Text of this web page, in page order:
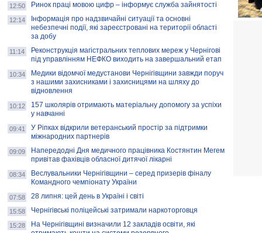
12:50 Ринок праці мовою цифр – інформує служба зайнятості
12:14
Інформація про надзвичайні ситуації та основні
небезпечні події, які зареєстровані на території області
за добу
11:14
Реконструкція магістральних теплових мереж у Чернігові
під управлінням НЕФКО виходить на завершальний етап
10:34
Медики відомчої медустанови Чернігівщини завжди поруч
з нашими захисниками і захисницями на шляху до
відновлення
10:12
157 школярів отримають матеріальну допомогу за успіхи
у навчанні
09:41
У Ріпках відкрили ветеранський простір за підтримки
міжнародних партнерів
09:09
Напередодні Дня медичного працівника Костянтин Мегем
привітав фахівців обласної дитячої лікарні
08:34
Веслувальники Чернігівщини – серед призерів фіналу
Командного чемпіонату України
07:58 28 липня: цей день в Україні і світі
15:58 Чернігівські поліцейські затримали наркоторговця
15:28
На Чернігівщині визначили 12 закладів освіти, які